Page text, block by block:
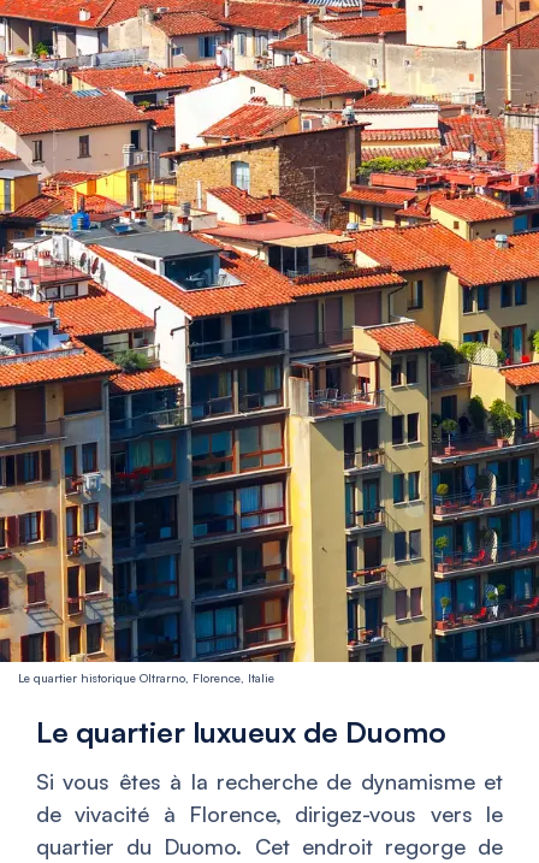
Le quartier historique Oltrarno, Florence, Italie
Le quartier luxueux de Duomo
Si vous êtes à la recherche de dynamisme et
de vivacité à Florence, dirigez-vous vers le
quartier du Duomo. Cet endroit regorge de